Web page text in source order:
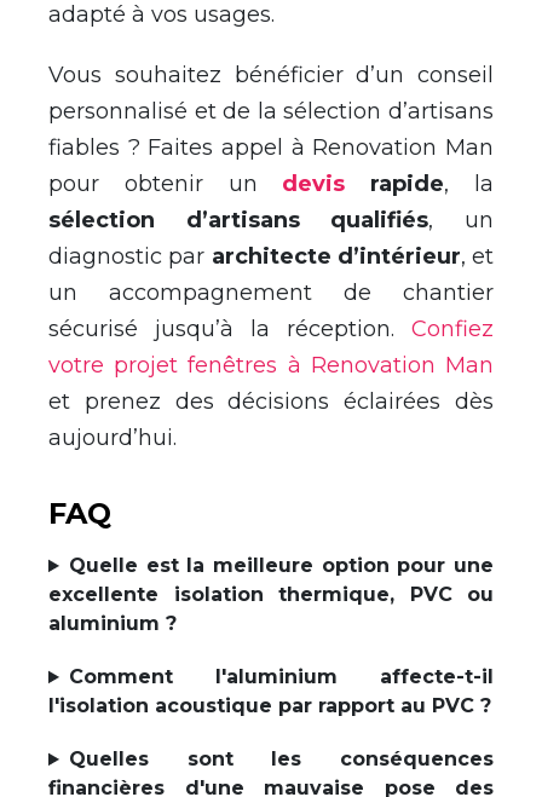
adapté à vos usages.
Vous souhaitez bénéficier d’un conseil
personnalisé et de la sélection d’artisans
fiables ? Faites appel à Renovation Man
pour obtenir un devis rapide, la
sélection d’artisans qualifiés, un
diagnostic par architecte d’intérieur, et
un accompagnement de chantier
sécurisé jusqu’à la réception. Confiez
votre projet fenêtres à Renovation Man
et prenez des décisions éclairées dès
aujourd’hui.
FAQ
Quelle est la meilleure option pour une
excellente isolation thermique, PVC ou
aluminium ?
Comment l'aluminium affecte-t-il
l'isolation acoustique par rapport au PVC ?
Quelles sont les conséquences
financières d'une mauvaise pose des